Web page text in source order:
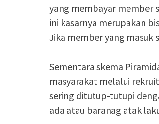
yang membayar member
ini kasarnya merupakan
Jika member yang masuk
Sementara skema
masyarakat melalui
sering ditutup-tutupi
ada atau baranag atak